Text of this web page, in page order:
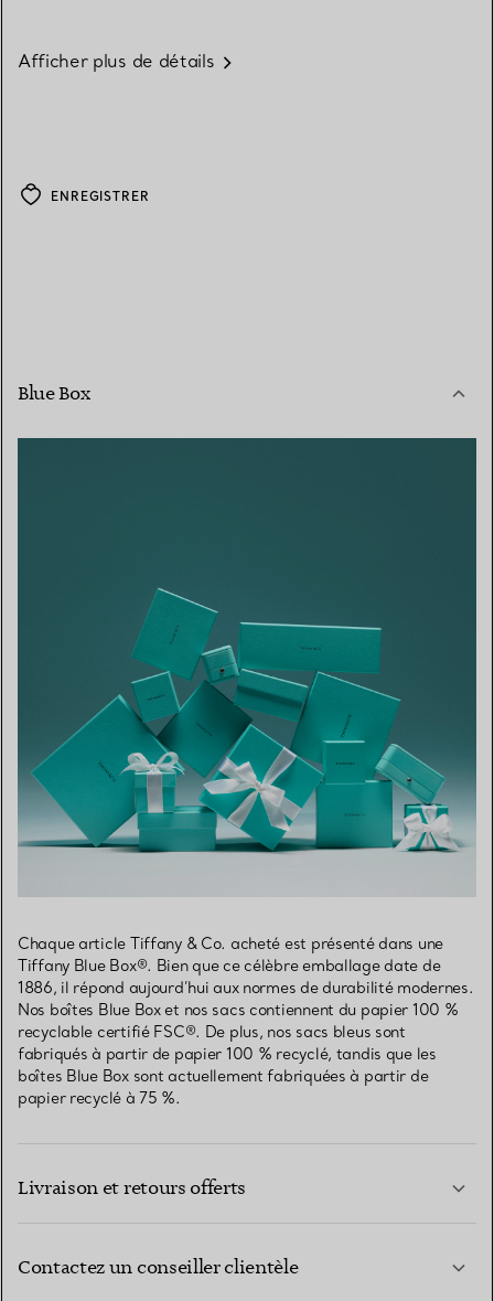
Afficher plus de détails
ENREGISTRER
Blue Box
Chaque article Tiffany & Co. acheté est présenté dans une
Tiffany Blue Box®. Bien que ce célèbre emballage date de
1886, il répond aujourd’hui aux normes de durabilité modernes.
Nos boîtes Blue Box et nos sacs contiennent du papier 100 %
recyclable certifié FSC®. De plus, nos sacs bleus sont
fabriqués à partir de papier 100 % recyclé, tandis que les
boîtes Blue Box sont actuellement fabriquées à partir de
papier recyclé à 75 %.
Livraison et retours offerts
Contactez un conseiller clientèle